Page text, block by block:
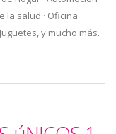
la salud · Oficina ·
y mucho más.